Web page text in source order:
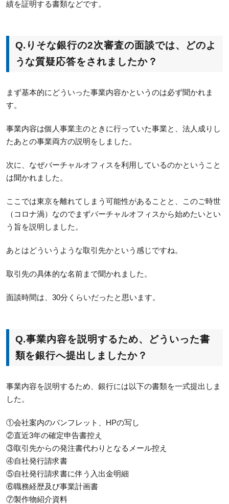
績を証明する書類などです。
Q. りそな銀行の2次審査の面談では、どのよ
うな質疑応答をされましたか？
まず基本的にどういった事業内容かというのは必ず聞かれま
す。
事業内容は個人事業主のときに行っていた事業と、法人成りし
たあとの事業両方の説明をしました。
次に、なぜバーチャルオフィスを利用しているのかということ
は聞かれました。
ここでは東京を離れてしまう可能性があることと、このご時世
（コロナ渦）なのでまずバーチャルオフィスから始めたいとい
う旨を説明しました。
あとはどういうような取引先かという感じですね。
取引先の具体的な名前まで聞かれました。
面談時間は、30分くらいだったと思います。
Q.事業内容を説明するため、どういった書
類を銀行へ提出しましたか？
事業内容を説明するため、銀行には以下の書類を一式提出しま
した。
①会社案内のパンフレット、HPの写し
②直近3年の確定申告書控え
③取引先からの発注書代わりとなるメール控え
④自社発行請求書
⑤自社発行請求書に伴う入出金明細
⑥職務経歴及び事業計画書
⑦製作物紹介資料